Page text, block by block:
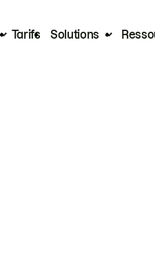
Tarifs Solutions